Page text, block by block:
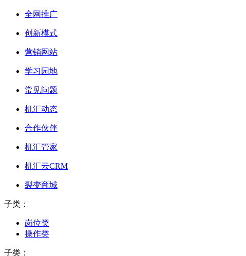
全网推广
创新模式
营销网站
学习园地
常见问题
机汇动态
合作伙伴
机汇管家
机汇云CRM
裂变商城
子类：
岗位类
操作类
子类：